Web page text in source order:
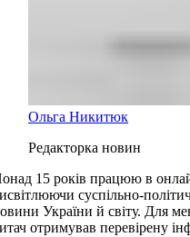
Ольга Никитюк
Редакторка новин
15 років працюю в
суспільно-
України й світу. Для
отримував перевірену